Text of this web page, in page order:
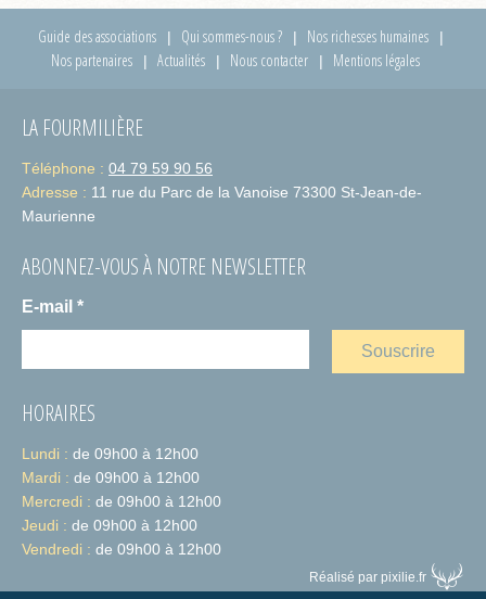
Guide des associations Qui sommes-nous ?
Nos richesses humaines
Nos partenaires
Actualités Nous contacter Mentions légales
LA FOURMILIÈRE
Téléphone : 04 79 59 90 56
Adresse : 11 rue du Parc de la Vanoise 73300 St-Jean-de-
Maurienne
ABONNEZ-VOUS À NOTRE NEWSLETTER
E-mail *
HORAIRES
Lundi : de 09h00 à 12h00
Mardi : de 09h00 à 12h00
Mercredi : de 09h00 à 12h00
Jeudi : de 09h00 à 12h00
Vendredi : de 09h00 à 12h00
Réalisé par pixilie.fr